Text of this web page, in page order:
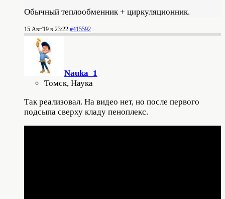
Обычный теплообменник + циркуляционник.
15 Авг'19 в 23:22 #415592
Nauka_1
Томск, Наука
Так реализовал. На видео нет, но после первого
подсыпа сверху кладу пеноплекс.